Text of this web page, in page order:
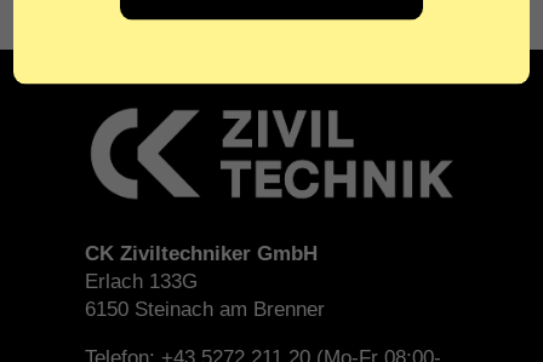
CK Ziviltechniker GmbH
Erlach 133G
6150 Steinach am Brenner